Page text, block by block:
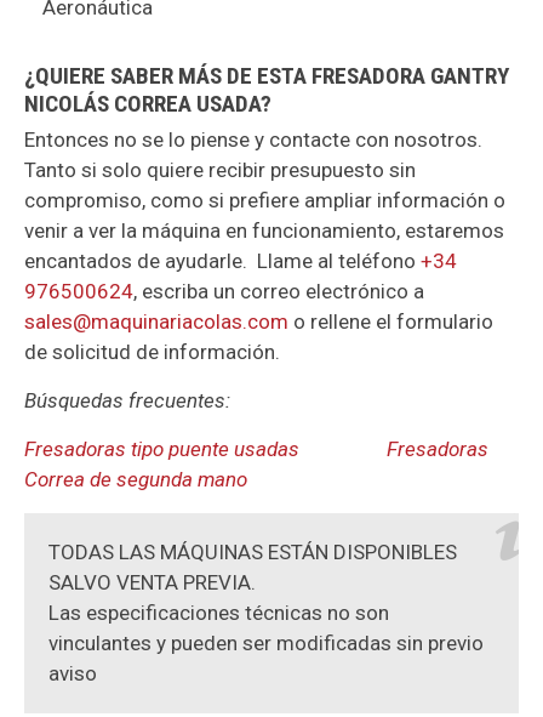
Aeronáutica
¿QUIERE SABER MÁS DE ESTA FRESADORA GANTRY
NICOLÁS CORREA USADA?
Entonces no se lo piense y contacte con nosotros.
Tanto si solo quiere recibir presupuesto sin
compromiso, como si prefiere ampliar información o
venir a ver la máquina en funcionamiento, estaremos
encantados de ayudarle. Llame al teléfono +34
976500624, escriba un correo electrónico a
sales@maquinariacolas.com o rellene el formulario
de solicitud de información.
Búsquedas frecuentes:
Fresadoras tipo puente usadas
Fresadoras
Correa de segunda mano
TODAS LAS MÁQUINAS ESTÁN DISPONIBLES
SALVO VENTA PREVIA.
Las especificaciones técnicas no son
vinculantes y pueden ser modificadas sin previo
aviso